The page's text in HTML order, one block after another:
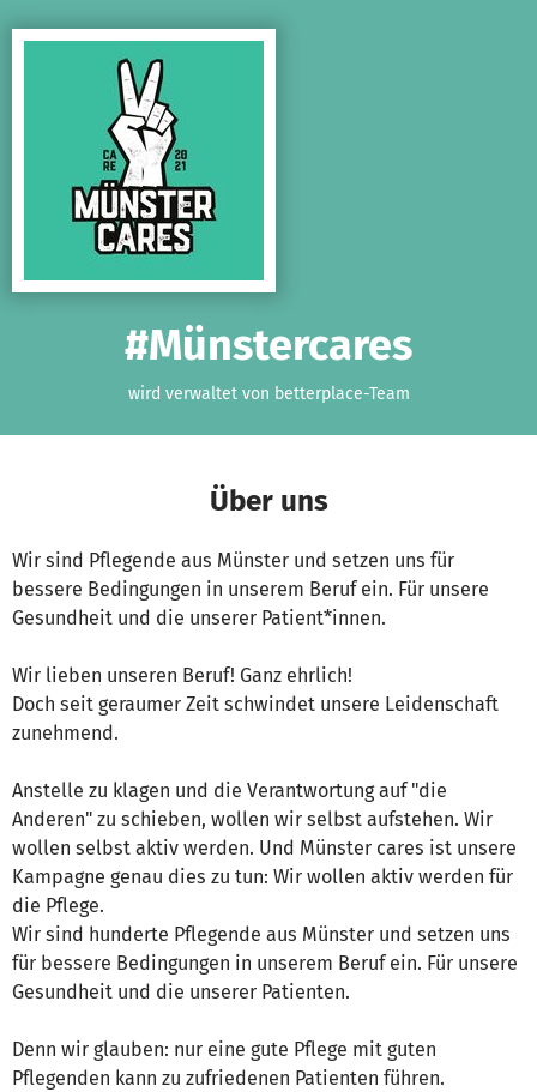
#Münstercares
wird verwaltet von betterplace-Team
Über uns
Wir sind Pflegende aus Münster und setzen uns für
bessere Bedingungen in unserem Beruf ein. Für unsere
Gesundheit und die unserer Patient*innen.
Wir lieben unseren Beruf! Ganz ehrlich!
Doch seit geraumer Zeit schwindet unsere Leidenschaft
zunehmend.
Anstelle zu klagen und die Verantwortung auf "die
Anderen" zu schieben, wollen wir selbst aufstehen. Wir
wollen selbst aktiv werden. Und Münster cares ist unsere
Kampagne genau dies zu tun: Wir wollen aktiv werden für
die Pflege.
Wir sind hunderte Pflegende aus Münster und setzen uns
für bessere Bedingungen in unserem Beruf ein. Für unsere
Gesundheit und die unserer Patienten.
Denn wir glauben: nur eine gute Pflege mit guten
Pflegenden kann zu zufriedenen Patienten führen.